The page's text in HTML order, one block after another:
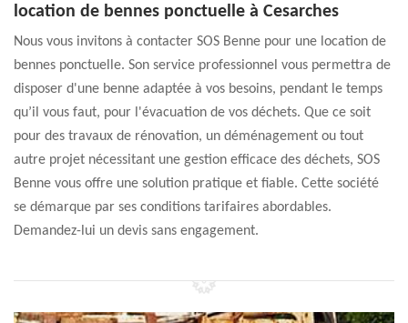
location de bennes ponctuelle à Cesarches
Nous vous invitons à contacter SOS Benne pour une location de
bennes ponctuelle. Son service professionnel vous permettra de
disposer d'une benne adaptée à vos besoins, pendant le temps
qu’il vous faut, pour l'évacuation de vos déchets. Que ce soit
pour des travaux de rénovation, un déménagement ou tout
autre projet nécessitant une gestion efficace des déchets, SOS
Benne vous offre une solution pratique et fiable. Cette société
se démarque par ses conditions tarifaires abordables.
Demandez-lui un devis sans engagement.